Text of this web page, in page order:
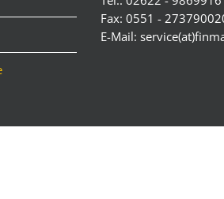
Fax: 0551 -
E-Mail: